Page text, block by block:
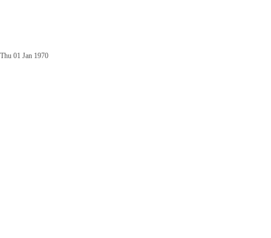
Thu 01 Jan 1970